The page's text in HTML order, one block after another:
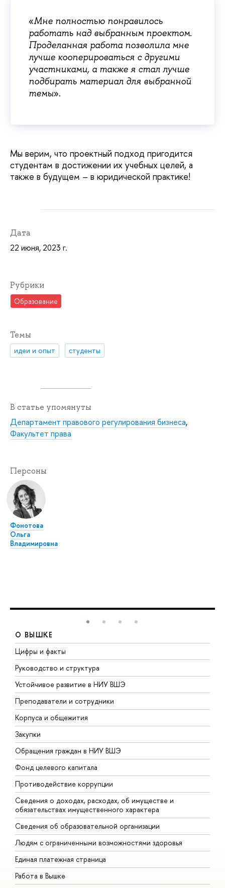
«Мне полностью понравилось
работать над выбранным проектом.
Проделанная работа позволила мне
лучше кооперироваться с другими
участниками, а также я стал лучше
подбирать материал для выбранной
темы».
Мы верим, что проектный подход пригодится
студентам в достижении их учебных целей, а
также в будущем – в юридической практике!
Дата
22 июня, 2023 г.
Рубрики
Образование
Темы
идеи и опыт студенты
В статье упомянуты
Департамент правового регулирования бизнеса,
Факультет права
Персоны
Фонотова
Ольга
Владимировна
О ВЫШКЕ
Цифры и факты
Руководство и структура
Устойчивое развитие в НИУ ВШЭ
Преподаватели и сотрудники
Корпуса и общежития
Закупки
Обращения граждан в НИУ ВШЭ
Фонд целевого капитала
Противодействие коррупции
Сведения о доходах, расходах, об имуществе и
обязательствах имущественного характера
Сведения об образовательной организации
Людям с ограниченными возможностями здоровья
Единая платежная страница
Работа в Вышке